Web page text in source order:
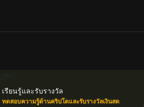
เรียนรู้และรับรางวัล
ทดสอบความรู้ด้านคริปโตและรับรางวัลเงินสด